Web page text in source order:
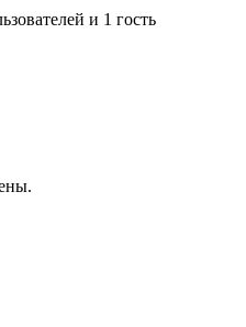
и 1 гость